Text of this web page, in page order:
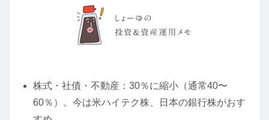
株式・社債・不動産：30％に縮小（通常40〜
60％）。今は米ハイテク株、日本の銀行株がおす